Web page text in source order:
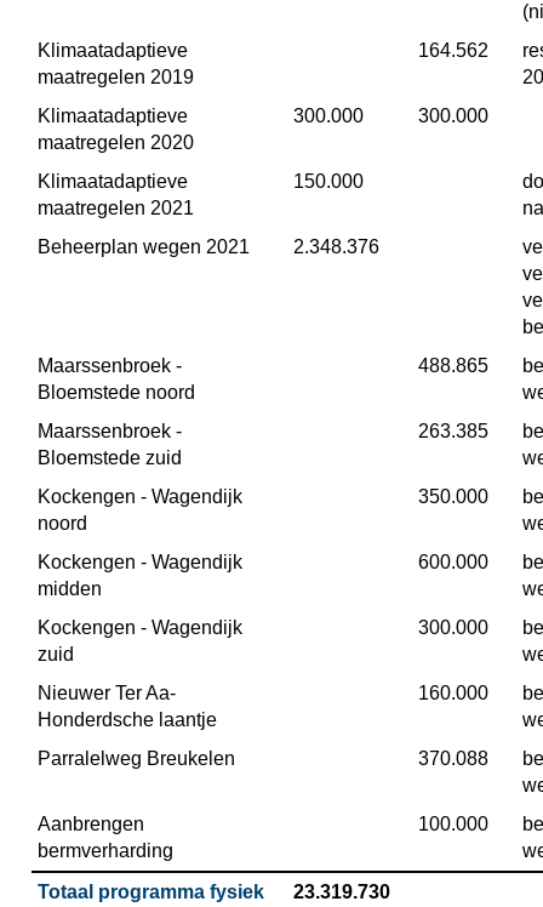
Klimaatadaptieve
maatregelen 2019
164.562
Klimaatadaptieve
maatregelen 2020
300.000 300.000
Klimaatadaptieve
maatregelen 2021
150.000
Beheerplan wegen 2021
2.348.376
Maarssenbroek -
Bloemstede noord
488.865
Maarssenbroek -
Bloemstede zuid
263.385
Kockengen - Wagendijk
noord
350.000
Kockengen - Wagendijk
midden
600.000
Kockengen - Wagendijk
zuid
300.000
Nieuwer Ter Aa-
Honderdsche laantje
160.000
Parralelweg Breukelen
370.088
Aanbrengen
bermverharding
100.000
Totaal programma fysiek
23.319.730